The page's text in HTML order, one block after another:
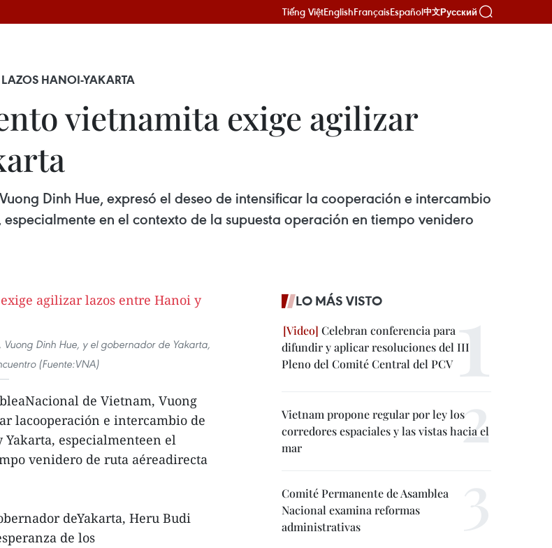
Tiếng ViệtEnglishFrançaisEspañol中文Русский
LAZOS HANOI-YAKARTA
vietnamita exige agilizar
Dinh Hue, expresó el deseo de intensificar la cooperación e intercambio
en el contexto de la supuesta operación en tiempo venidero
Dinh Hue, y el gobernador de Yakarta,
(Fuente:VNA)
de Vietnam, Vuong
lacooperación e intercambio de
especialmenteen el
venidero de ruta aéreadirecta
deYakarta, Heru Budi
de los
LO MÁS VISTO
Celebran conferencia para
difundir y aplicar resoluciones del III
Pleno del Comité Central del PCV
Vietnam propone regular por ley los
corredores espaciales y las vistas hacia el
mar
Comité Permanente de Asamblea
Nacional examina reformas
administrativas